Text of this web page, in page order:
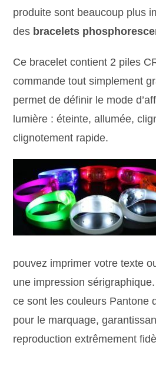
produite sont beaucoup plus
des bracelets
Ce bracelet contient 2 piles
commande tout simplement
permet de définir le mode
lumière : éteinte, allumée,
clignotement rapide.
pouvez imprimer votre texte
une impression
ce sont les couleurs Pantone
pour le marquage,
reproduction extrêmement